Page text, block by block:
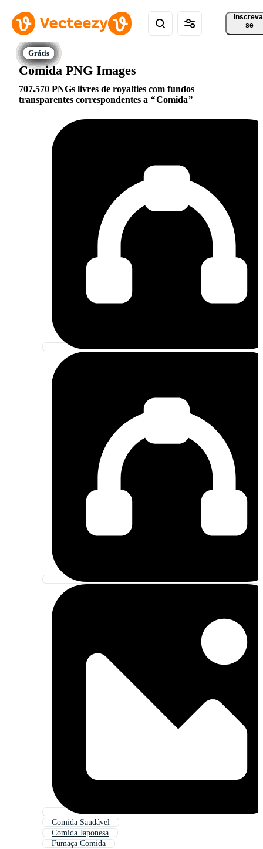
se
Comida PNG Images
707.570 PNGs livres de royalties com fundos
transparentes correspondentes a
Comida
Comida Saudável
Comida Japonesa
Fumaça Comida